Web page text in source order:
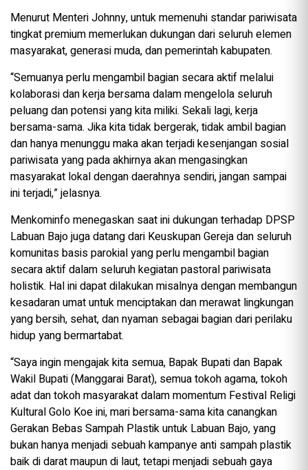
Menurut Menteri Johnny, untuk memenuhi standar pariwisata
tingkat premium memerlukan dukungan dari seluruh elemen
masyarakat, generasi muda, dan pemerintah kabupaten.
“Semuanya perlu mengambil bagian secara aktif melalui
kolaborasi dan kerja bersama dalam mengelola seluruh
peluang dan potensi yang kita miliki. Sekali lagi, kerja
bersama-sama. Jika kita tidak bergerak, tidak ambil bagian
dan hanya menunggu maka akan terjadi kesenjangan sosial
pariwisata yang pada akhirnya akan mengasingkan
masyarakat lokal dengan daerahnya sendiri, jangan sampai
ini terjadi,” jelasnya.
Menkominfo menegaskan saat ini dukungan terhadap DPSP
Labuan Bajo juga datang dari Keuskupan Gereja dan seluruh
komunitas basis parokial yang perlu mengambil bagian
secara aktif dalam seluruh kegiatan pastoral pariwisata
holistik. Hal ini dapat dilakukan misalnya dengan membangun
kesadaran umat untuk menciptakan dan merawat lingkungan
yang bersih, sehat, dan nyaman sebagai bagian dari perilaku
hidup yang bermartabat.
“Saya ingin mengajak kita semua, Bapak Bupati dan Bapak
Wakil Bupati (Manggarai Barat), semua tokoh agama, tokoh
adat dan tokoh masyarakat dalam momentum Festival Religi
Kultural Golo Koe ini, mari bersama-sama kita canangkan
Gerakan Bebas Sampah Plastik untuk Labuan Bajo, yang
bukan hanya menjadi sebuah kampanye anti sampah plastik
baik di darat maupun di laut, tetapi menjadi sebuah gaya